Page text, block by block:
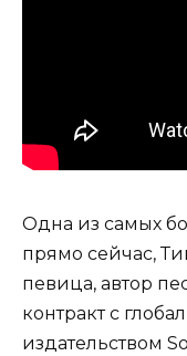
Одна из самых
прямо сейчас,
певица, автор
контракт с
издательством